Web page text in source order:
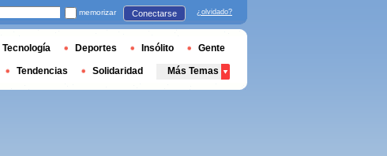
memorizar Conectarse ¿olvidado?
Tecnología Deportes Insólito Gente
Tendencias Solidaridad Más Temas